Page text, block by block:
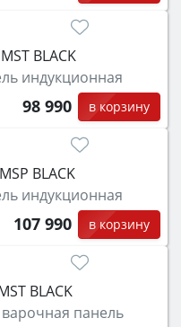
BLACK
индукционная
98 990 в корзину
BLACK
индукционная
107 990 в корзину
BLACK
панель